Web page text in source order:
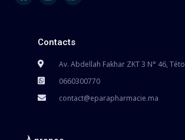
Contacts
Av. Abdellah Fakhar ZKT 3 N° 46,
0660300770
contact@eparapharmacie.ma